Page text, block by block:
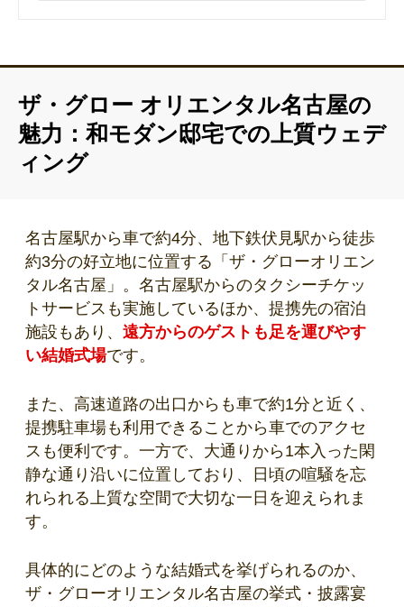
ザ・グロー オリエンタル名古屋の
魅力：和モダン邸宅での上質ウェデ
ィング
名古屋駅から車で約4分、地下鉄伏見駅から徒歩
約3分の好立地に位置する「ザ・グローオリエン
タル名古屋」。名古屋駅からのタクシーチケッ
トサービスも実施しているほか、提携先の宿泊
施設もあり、 遠方からのゲストも足を運びやす
い結婚式場です。
また、高速道路の出口からも車で約1分と近く、
提携駐車場も利用できることから車でのアクセ
スも便利です。一方で、大通りから1本入った閑
静な通り沿いに位置しており、日頃の喧騒を忘
れられる上質な空間で大切な一日を迎えられま
す。
具体的にどのような結婚式を挙げられるのか、
ザ・グローオリエンタル名古屋の挙式・披露宴